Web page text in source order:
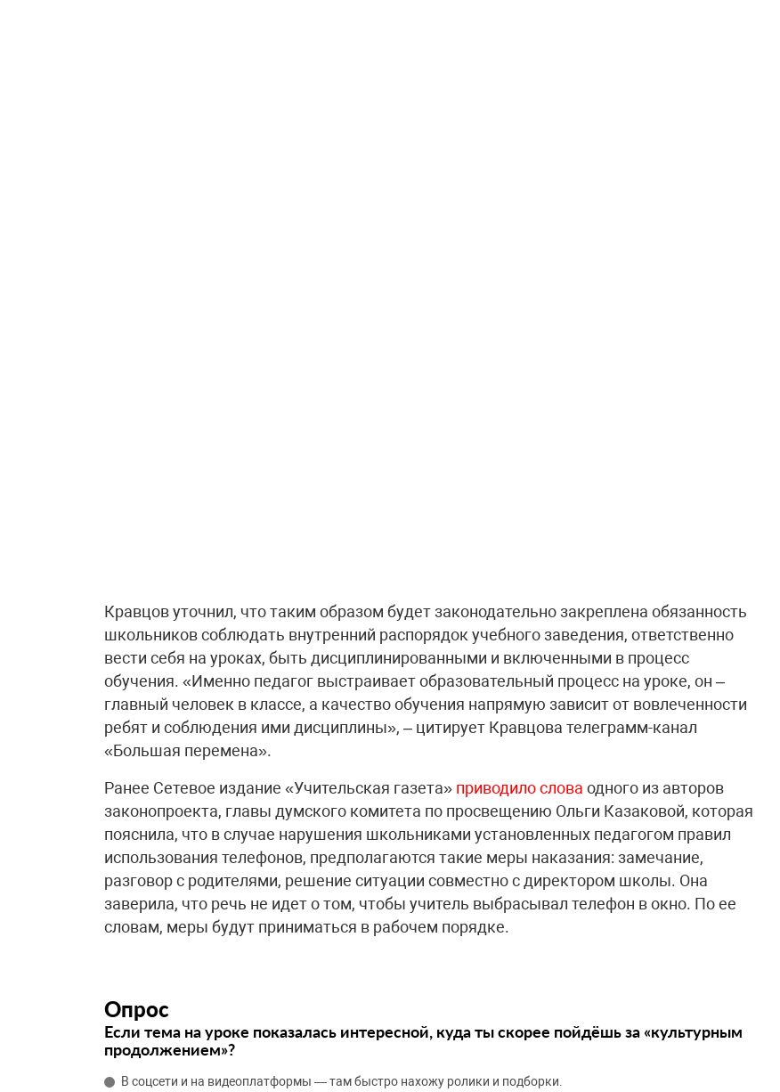
Кравцов уточнил, что таким образом будет законодательно закреплена обязанность
школьников соблюдать внутренний распорядок учебного заведения, ответственно
вести себя на уроках, быть дисциплинированными и включенными в процесс
обучения. «Именно педагог выстраивает образовательный процесс на уроке, он –
главный человек в классе, а качество обучения напрямую зависит от вовлеченности
ребят и соблюдения ими дисциплины», – цитирует Кравцова телеграмм-канал
«Большая перемена».
Ранее Сетевое издание «Учительская газета» приводило слова одного из авторов
законопроекта, главы думского комитета по просвещению Ольги Казаковой, которая
пояснила, что в случае нарушения школьниками установленных педагогом правил
использования телефонов, предполагаются такие меры наказания: замечание,
разговор с родителями, решение ситуации совместно с директором школы. Она
заверила, что речь не идет о том, чтобы учитель выбрасывал телефон в окно. По ее
словам, меры будут приниматься в рабочем порядке.
Опрос
Если тема на уроке показалась интересной, куда ты скорее пойдёшь за «культурным
продолжением»?
В соцсети и на видеоплатформы — там быстро нахожу ролики и подборки.